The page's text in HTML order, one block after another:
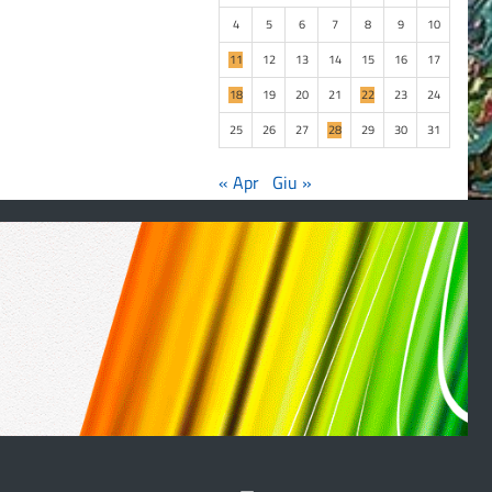
4
5 6 7 8 9
10
11
12 13 14 15 16
17
18
19 20 21 22 23
24
25
26 27 28 29 30 31
« Apr Giu »